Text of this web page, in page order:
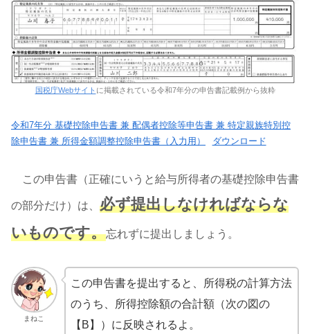
国税庁Webサイト に掲載されている令和7年分の申告書記載例から抜粋
令和7年分 基礎控除申告書 兼 配偶者控除等申告書 兼 特定親族特別控
除申告書 兼 所得金額調整控除申告書（入力用）
ダウンロード
この申告書（正確にいうと給与所得者の基礎控除申告書
の部分だけ）は、 必ず提出しなければならな
いものです。忘れずに提出しましょう。
まねこ
この申告書を提出すると、所得税の計算方法
のうち、所得控除額の合計額（次の図の
【B】）に反映されるよ。